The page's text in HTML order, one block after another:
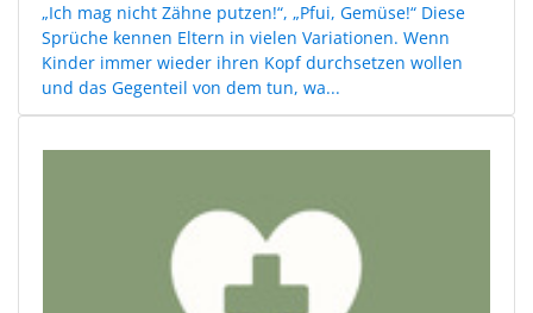
„Ich mag nicht Zähne putzen!“, „Pfui, Gemüse!“ Diese
Sprüche kennen Eltern in vielen Variationen. Wenn
Kinder immer wieder ihren Kopf durchsetzen wollen
und das Gegenteil von dem tun, wa...